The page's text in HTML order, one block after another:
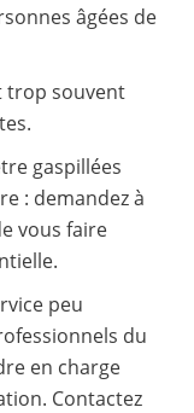
âgées de
trop souvent
gaspillées
: demandez à
vous faire
peu
du
en charge
Contactez